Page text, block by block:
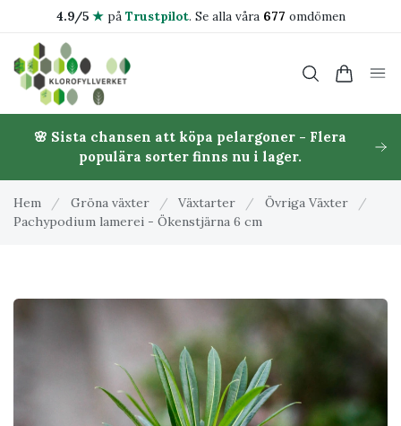
4.9/5 ★på Trustpilot. Se alla våra 677 omdömen
🌸 Sista chansen att köpa pelargoner - Flera
populära sorter finns nu i lager.
Hem / Gröna växter / Växtarter / Övriga Växter
/
Pachypodium lamerei - Ökenstjärna 6 cm